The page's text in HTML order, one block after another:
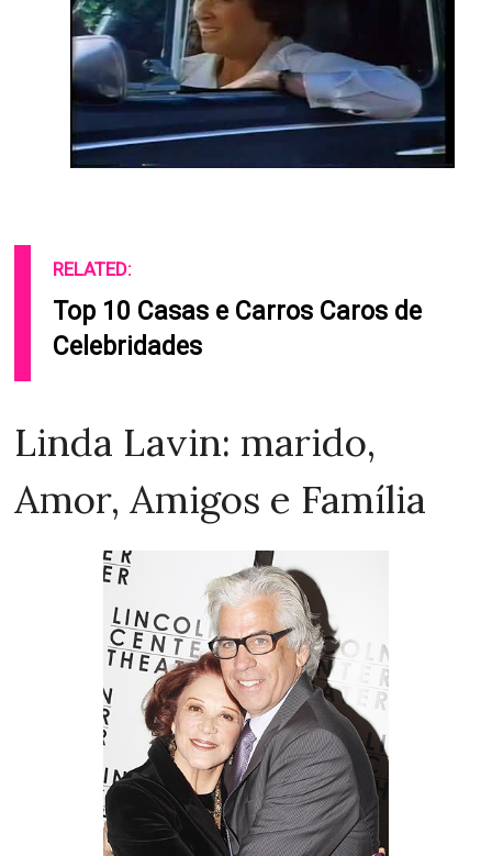
RELATED:
Top 10 Casas e Carros Caros de
Celebridades
Linda Lavin: marido,
Amor, Amigos e Família